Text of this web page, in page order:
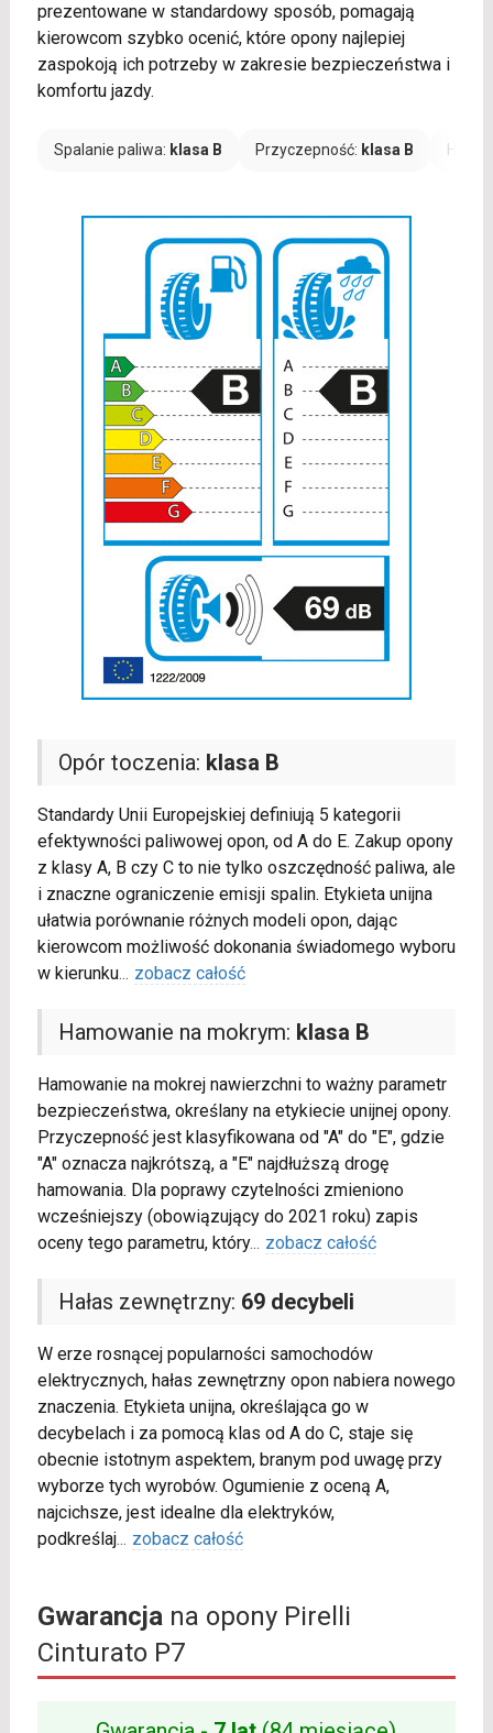
prezentowane w standardowy sposób, pomagają
kierowcom szybko ocenić, które opony najlepiej
zaspokoją ich potrzeby w zakresie bezpieczeństwa i
komfortu jazdy.
Spalanie paliwa: klasa B Przyczepność: klasa B Hałas:
Opór toczenia: klasa B
Standardy Unii Europejskiej definiują 5 kategorii
efektywności paliwowej opon, od A do E. Zakup opony
z klasy A, B czy C to nie tylko oszczędność paliwa, ale
i znaczne ograniczenie emisji spalin. Etykieta unijna
ułatwia porównanie różnych modeli opon, dając
kierowcom możliwość dokonania świadomego wyboru
w kierunku... zobacz całość
Hamowanie na mokrym: klasa B
Hamowanie na mokrej nawierzchni to ważny parametr
bezpieczeństwa, określany na etykiecie unijnej opony.
Przyczepność jest klasyfikowana od "A" do "E", gdzie
"A" oznacza najkrótszą, a "E" najdłuższą drogę
hamowania. Dla poprawy czytelności zmieniono
wcześniejszy (obowiązujący do 2021 roku) zapis
oceny tego parametru, który... zobacz całość
Hałas zewnętrzny: 69 decybeli
W erze rosnącej popularności samochodów
elektrycznych, hałas zewnętrzny opon nabiera nowego
znaczenia. Etykieta unijna, określająca go w
decybelach i za pomocą klas od A do C, staje się
obecnie istotnym aspektem, branym pod uwagę przy
wyborze tych wyrobów. Ogumienie z oceną A,
najcichsze, jest idealne dla elektryków,
podkreślaj... zobacz całość
Gwarancjana opony Pirelli
Cinturato P7